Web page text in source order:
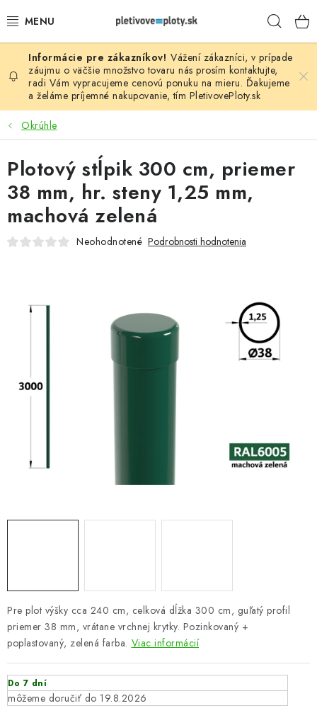
na
PLOTOVÉ PANELY
PLETIVO
STĹPIKY
PODHRABOVÉ DOSKY
BRÁNY A BRÁNKY
GABIÓNY (PLOTY, KOŠE)
VYVÝŠENÉ ZÁHONY
BETÓNOVÉ PLOTY
Kontakt
Vážení zákazníci, v prípade
záujmu o väčšie množstvo tovaru nás prosím kontaktujte,
radi Vám vypracujeme cenovú ponuku na mieru. Ďakujeme
a želáme príjemné nakupovanie, tím PletivovePloty.sk
Okrúhle
Pre plot výšky cca 240 cm, celková dĺžka 300 cm, guľatý profil
priemer 38 mm, vrátane vrchnej krytky. Pozinkovaný +
poplastovaný, zelená farba. Viac informácií
Do 7 dní
19.8.2026
Plotový stĺpik 300 cm, priemer
38 mm, hr. steny 1,25 mm,
machová zelená
Neohodnotené Podrobnosti hodnotenia